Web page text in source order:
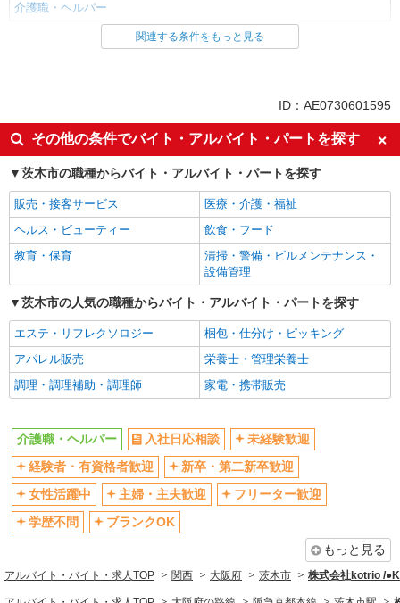
介護職・ヘルパー
同じ雇用形態から茨木市駅の求人を探す
入社日応相談
未経験歓迎
経験者・有資格者歓迎
新卒・第二新卒歓迎
女性活躍中
主婦・主夫歓迎
フリーター歓迎
学歴不問
ブランクOK
ミドル（40代～）活躍中
エルダー（50代～）活躍中
シニア（60代～）活躍中
高収入・高額
ボーナス・賞与あり
昇給あり
完全週休2日制
フルタイム歓迎
禁煙・分煙
駅直結・駅チカ
車通勤OK
バイク通勤OK
自転車通勤OK
社会保険あり
産休・育休取得実績あり
退職金・財形貯蓄制度あり
各種手当（家族・役職・インセン
ティブなど）あり
制服貸与
研修制度あり
資格取得支援制度あり
医療・介護・福祉
関連する条件をもっと見る
ID：AE0730601595
その他の条件でバイト・アルバイト・パートを探す
茨木市の職種からバイト・アルバイト・パートを探す
販売・接客サービス
医療・介護・福祉
ヘルス・ビューティー
飲食・フード
教育・保育
清掃・警備・ビルメンテナンス・
設備管理
茨木市の人気の職種からバイト・アルバイト・パートを探す
エステ・リフレクソロジー
梱包・仕分け・ピッキング
アパレル販売
栄養士・管理栄養士
調理・調理補助・調理師
家電・携帯販売
介護職・ヘルパー 入社日応相談
未経験歓迎
経験者・有資格者歓迎
新卒・第二新卒歓迎
女性活躍中
主婦・主夫歓迎
フリーター歓迎
学歴不問
ブランクOK
もっと見る
アルバイト・バイト・求人TOP 関西 大阪府 茨木市 株式会社kotrio /